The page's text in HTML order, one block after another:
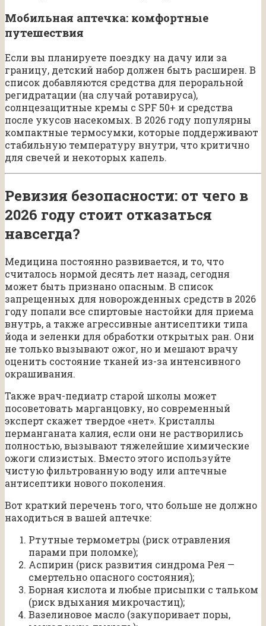
Мобильная аптечка: комфортные
путешествия
Если вы планируете поездку на дачу или за
границу, детский набор должен быть расширен. В
список добавляются средства для пероральной
регидратации (на случай ротавируса),
солнцезащитные кремы с SPF 50+ и средства
после укусов насекомых. В 2026 году популярны
компактные термосумки, которые поддерживают
стабильную температуру внутри, что критично
для свечей и некоторых капель.
Ревизия безопасности: от чего в
2026 году стоит отказаться
навсегда?
Медицина постоянно развивается, и то, что
считалось нормой десять лет назад, сегодня
может быть признано опасным. В список
запрещенных для новорожденных средств в 2026
году попали все спиртовые настойки для приема
внутрь, а также агрессивные антисептики типа
йода и зеленки для обработки открытых ран. Они
не только вызывают ожог, но и мешают врачу
оценить состояние тканей из-за интенсивного
окрашивания.
Также врач-педиатр старой школы может
посоветовать марганцовку, но современный
эксперт скажет твердое «нет». Кристаллы
перманганата калия, если они не растворились
полностью, вызывают тяжелейшие химические
ожоги слизистых. Вместо этого используйте
чистую фильтрованную воду или аптечные
антисептики нового поколения.
Вот краткий перечень того, что больше не должно
находиться в вашей аптечке:
Ртутные термометры (риск отравления
парами при поломке);
Аспирин (риск развития синдрома Рея —
смертельно опасного состояния);
Борная кислота и любые присыпки с тальком
(риск вдыхания микрочастиц);
Вазелиновое масло (закупоривает поры,